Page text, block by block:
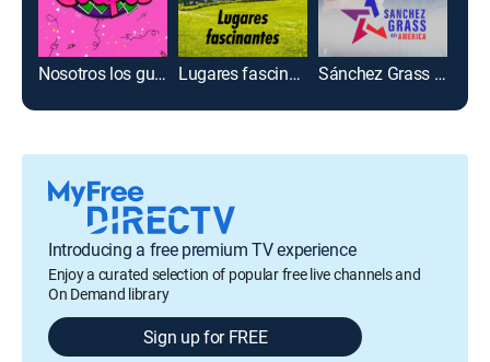
Nosotros los guapos Lugares fascinantes Sánchez Grass en América
Introducing a free premium TV experience
Enjoy a curated selection of popular free live channels and
On Demand library
Sign up for FREE